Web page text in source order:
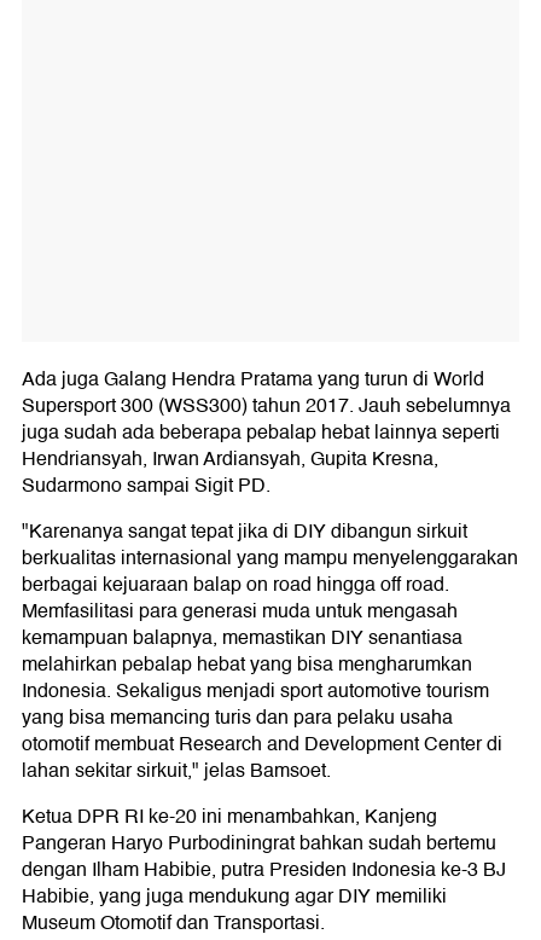
Ada juga Galang Hendra Pratama yang turun di World
Supersport 300 (WSS300) tahun 2017. Jauh sebelumnya
juga sudah ada beberapa pebalap hebat lainnya seperti
Hendriansyah, Irwan Ardiansyah, Gupita Kresna,
Sudarmono sampai Sigit PD.
"Karenanya sangat tepat jika di DIY dibangun sirkuit
berkualitas internasional yang mampu menyelenggarakan
berbagai kejuaraan balap on road hingga off road.
Memfasilitasi para generasi muda untuk mengasah
kemampuan balapnya, memastikan DIY senantiasa
melahirkan pebalap hebat yang bisa mengharumkan
Indonesia. Sekaligus menjadi sport automotive tourism
yang bisa memancing turis dan para pelaku usaha
otomotif membuat Research and Development Center di
lahan sekitar sirkuit," jelas Bamsoet.
Ketua DPR RI ke-20 ini menambahkan, Kanjeng
Pangeran Haryo Purbodiningrat bahkan sudah bertemu
dengan Ilham Habibie, putra Presiden Indonesia ke-3 BJ
Habibie, yang juga mendukung agar DIY memiliki
Museum Otomotif dan Transportasi.